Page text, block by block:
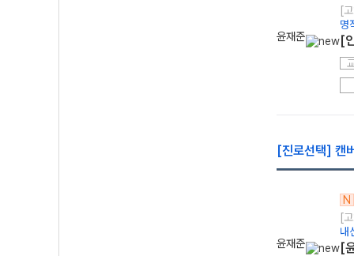
윤재준
[
명
[
[진로선택] 캔
윤재준
N
[
내
[